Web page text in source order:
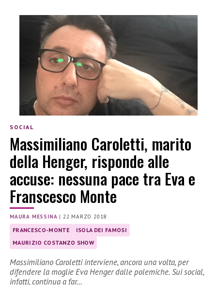
SOCIAL
Massimiliano Caroletti, marito
della Henger, risponde alle
accuse: nessuna pace tra Eva e
Franscesco Monte
MAURA MESSINA | 22 MARZO 2018
FRANCESCO-MONTE
ISOLA DEI FAMOSI
MAURIZIO COSTANZO SHOW
Massimiliano Caroletti interviene, ancora una volta, per
difendere la moglie Eva Henger dalle polemiche. Sui social,
infatti, continua a far…